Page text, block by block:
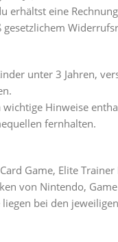
erhältst eine
gesetzlichem
unter 3 Jahren,
Hinweise
fernhalten.
Game, Elite
von Nintendo,
bei den